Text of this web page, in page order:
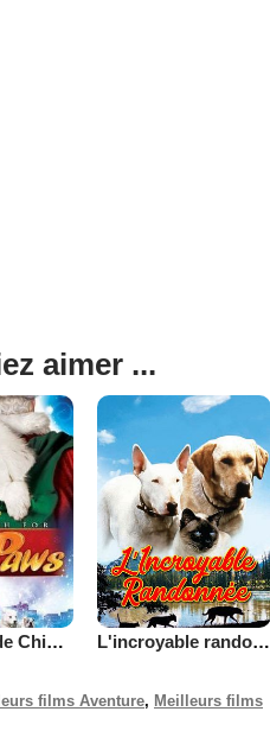
aimer ...
La Mission de Chien Noël L'incroyable randonnée
films Aventure, Meilleurs films